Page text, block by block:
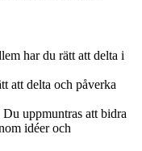
har du rätt att delta i
att delta och påverka
Du uppmuntras att bidra
idéer och